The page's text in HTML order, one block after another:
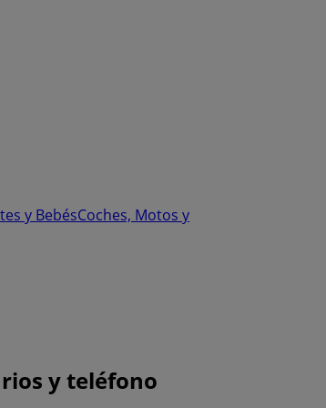
y BebésCoches, Motos y
y teléfono